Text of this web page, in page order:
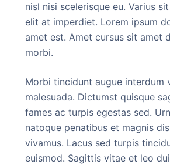
nisl nisi scelerisque eu. Varius
elit at imperdiet. Lorem ipsum
amet est. Amet cursus sit amet
morbi.
Morbi tincidunt augue interdum
malesuada. Dictumst quisque
fames ac turpis egestas sed.
natoque penatibus et magnis
vivamus. Lacus sed turpis
euismod. Sagittis vitae et leo